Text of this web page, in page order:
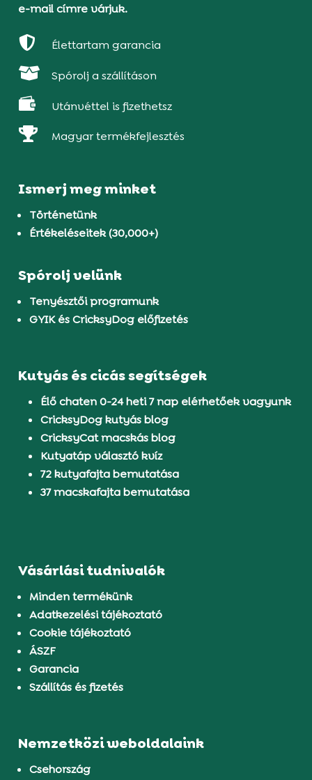
e-mail címre várjuk.
 Élettartam garancia
 Spórolj a szállításon
 Utánvéttel is fizethetsz
 Magyar termékfejlesztés
Ismerj meg minket
Történetünk
Értékeléseitek (30,000+)
Spórolj velünk
Tenyésztői programunk
GYIK és CricksyDog előfizetés
Kutyás és cicás segítségek
Élő chaten 0-24 heti 7 nap elérhetőek vagyunk
CricksyDog kutyás blog
CricksyCat macskás blog
Kutyatáp választó kvíz
72 kutyafajta bemutatása
37 macskafajta bemutatása
Vásárlási tudnivalók
Minden termékünk
Adatkezelési tájékoztató
Cookie tájékoztató
ÁSZF
Garancia
Szállítás és fizetés
Nemzetközi weboldalaink
Csehország